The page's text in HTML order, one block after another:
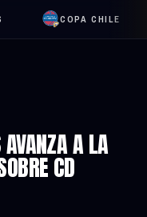
COPA CHILE
A LA
CD